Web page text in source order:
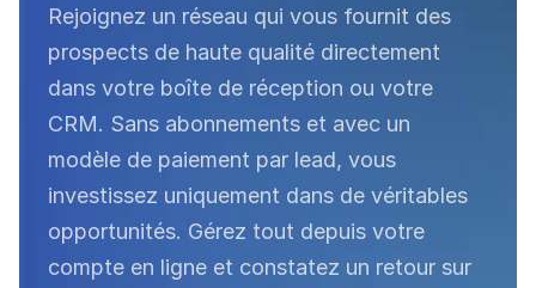
Rejoignez un réseau qui vous fournit des
prospects de haute qualité directement
dans votre boîte de réception ou votre
CRM. Sans abonnements et avec un
modèle de paiement par lead, vous
investissez uniquement dans de véritables
opportunités. Gérez tout depuis votre
compte en ligne et constatez un retour sur